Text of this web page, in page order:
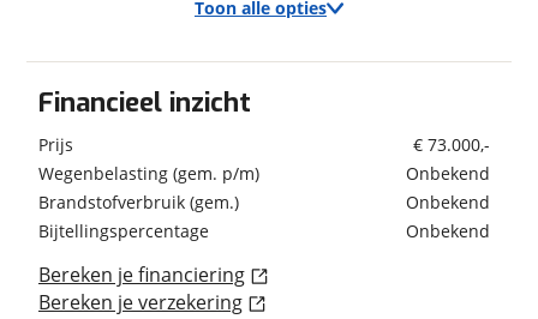
Verbruik en milieu
Brandstof
Geschiedenis
Voertuig heeft
Financieel inzicht
Prijs
€ 73.000,-
Wegenbelasting (gem. p/m)
Onbekend
Brandstofverbruik (gem.)
Onbekend
Bijtellingspercentage
Onbekend
Bereken je financiering
Bereken je verzekering
Toon alle opties
Exterieur/Interieur
Dakluik
Fietsenrek
Hordeur
Huishoudaccu
Leeslampjes
Schatting kilometerstand
Eventuele bijzonderheden (optioneel)